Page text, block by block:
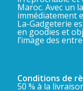
Maroc. Avec un
immédiatement
La-Gadgeterie
en goodies et
l’image des
Conditions de
50 % à la